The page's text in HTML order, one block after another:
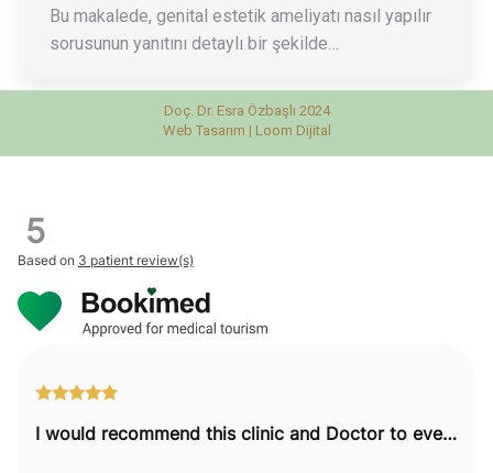
Bu makalede, genital estetik ameliyatı nasıl yapılır
sorusunun yanıtını detaylı bir şekilde…
Doç. Dr. Esra Özbaşlı 2024
Web Tasarım | Loom Dijital
5
Based on 3 patient review(s)
I would recommend this clinic and Doctor to everyone.